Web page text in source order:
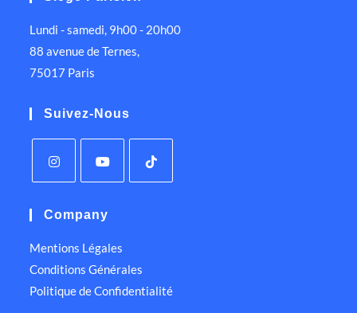
Lundi - samedi, 9h00 - 20h00
88 avenue de Ternes,
75017 Paris
Suivez-Nous
Company
Mentions Légales
Conditions Générales
Politique de Confidentialité